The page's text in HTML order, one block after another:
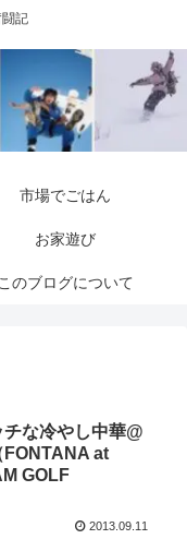
闘記
市場でごはん
お家遊び
このブログについて
な冷やし中華@
FONTANA at
GOLF
2013.09.11